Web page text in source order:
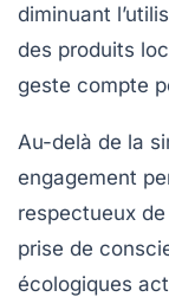
diminuant
des produits
geste compte
Au-delà de la
engagement
respectueux
prise de
écologiques